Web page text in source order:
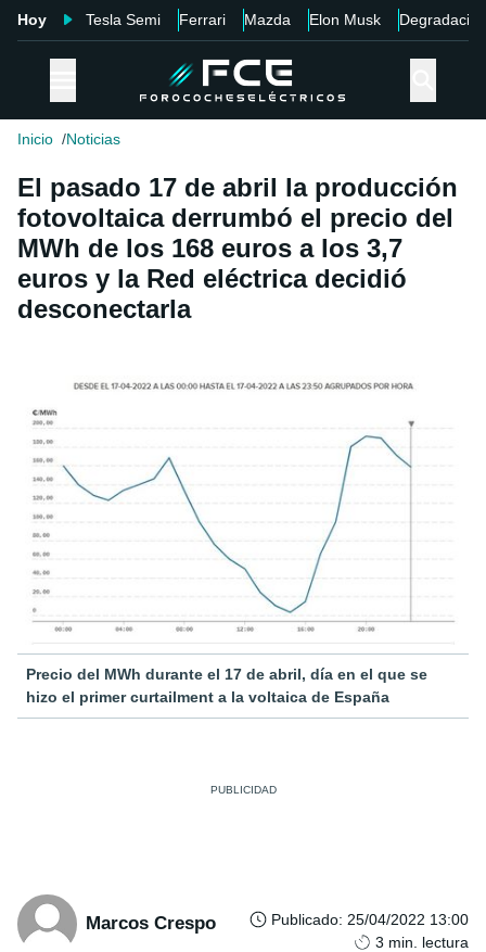
Hoy Tesla Semi Ferrari Mazda Elon Musk Degradación
Inicio Noticias
El pasado 17 de abril la producción
fotovoltaica derrumbó el precio del
MWh de los 168 euros a los 3,7
euros y la Red eléctrica decidió
desconectarla
Precio del MWh durante el 17 de abril, día en el que se
hizo el primer curtailment a la voltaica de España
Marcos Crespo Publicado: 25/04/2022 13:00
3 min. lectura